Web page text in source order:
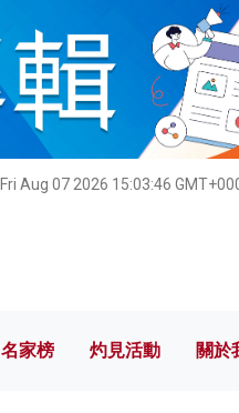
Fri Aug 07 2026 15:03:47
名家榜 灼見活動
名家榜 灼見活動 關於